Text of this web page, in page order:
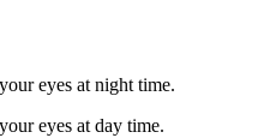
eyes at night time.
eyes at day time.